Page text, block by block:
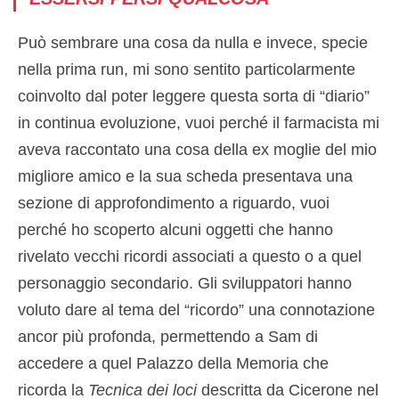
Può sembrare una cosa da nulla e invece, specie
nella prima run, mi sono sentito particolarmente
coinvolto dal poter leggere questa sorta di “diario”
in continua evoluzione, vuoi perché il farmacista mi
aveva raccontato una cosa della ex moglie del mio
migliore amico e la sua scheda presentava una
sezione di approfondimento a riguardo, vuoi
perché ho scoperto alcuni oggetti che hanno
rivelato vecchi ricordi associati a questo o a quel
personaggio secondario. Gli sviluppatori hanno
voluto dare al tema del “ricordo” una connotazione
ancor più profonda, permettendo a Sam di
accedere a quel Palazzo della Memoria che
ricorda la Tecnica dei locidescritta da Cicerone nel